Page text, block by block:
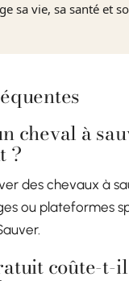
sa vie, sa santé et
cheval à
?
des chevaux à
ou plateformes
coûte-t-